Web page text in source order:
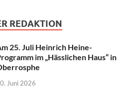
REDAKTION
25. Juli Heinrich Heine-
im „Hässlichen Haus“ in
Juni 2026